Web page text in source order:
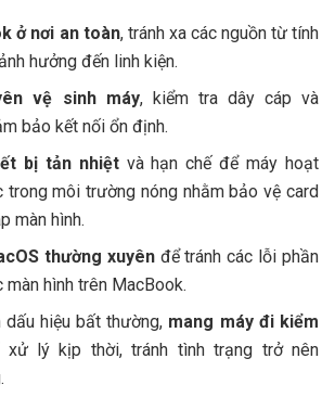
ở nơi an toàn, tránh xa các nguồn từ tính
hưởng đến linh kiện.
vệ sinh máy, kiểm tra dây cáp và
bảo kết nối ổn định.
bị tản nhiệtvà hạn chế để máy hoạt
môi trường nóng nhằm bảo vệ card
màn hình.
thường xuyênđể tránh các lỗi phần
màn hình trên MacBook.
dấu hiệu bất thường, mang máy đi kiểm
xử lý kịp thời, tránh tình trạng trở nên